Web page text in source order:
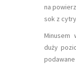
na
sok z
Minusem
duży